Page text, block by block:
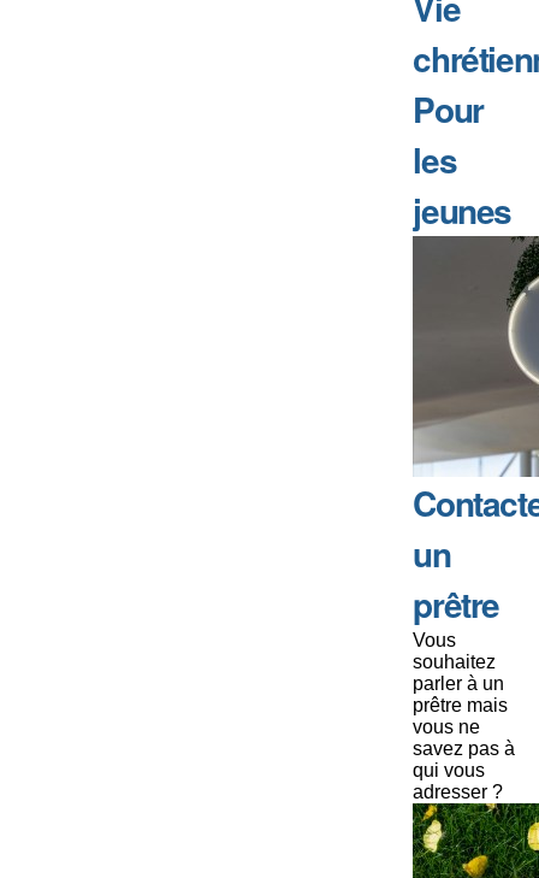
Pour
les
jeunes
un
prêtre
Vous
souhaitez
parler à un
prêtre mais
vous ne
savez pas à
qui vous
adresser ?